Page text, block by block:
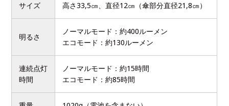
サイズ 高さ33,5㎝、直径12㎝（傘部分直径21,8㎝）
明るさ
ノーマルモード：約400ルーメン
エコモード：約130ルーメン
連続点灯
時間
ノーマルモード：約15時間
エコモード：約85時間